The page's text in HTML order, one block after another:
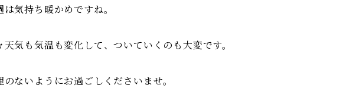
は気持ち暖かめですね。
天気も気温も変化して、ついていくのも大変です。
のないようにお過ごしくださいませ。